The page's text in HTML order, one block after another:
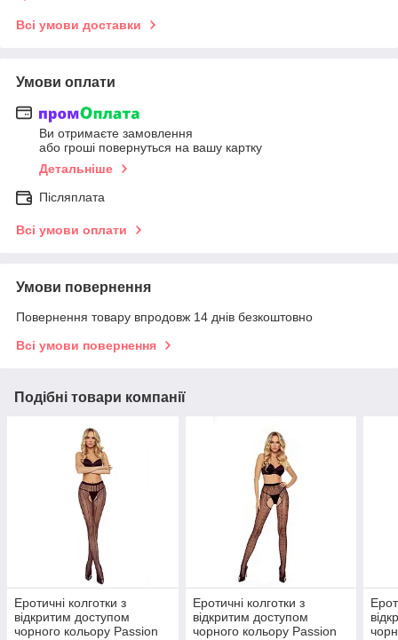
Всі умови доставки
Умови оплати
Ви отримаєте замовлення
або гроші повернуться на вашу картку
Детальніше
Післяплата
Всі умови оплати
Умови повернення
Повернення товару впродовж 14 днів безкоштовно
Всі умови повернення
Подібні товари компанії
Еротичні колготки з
відкритим доступом
чорного кольору Passion
Еротичні колготки з
відкритим доступом
чорного кольору Passion